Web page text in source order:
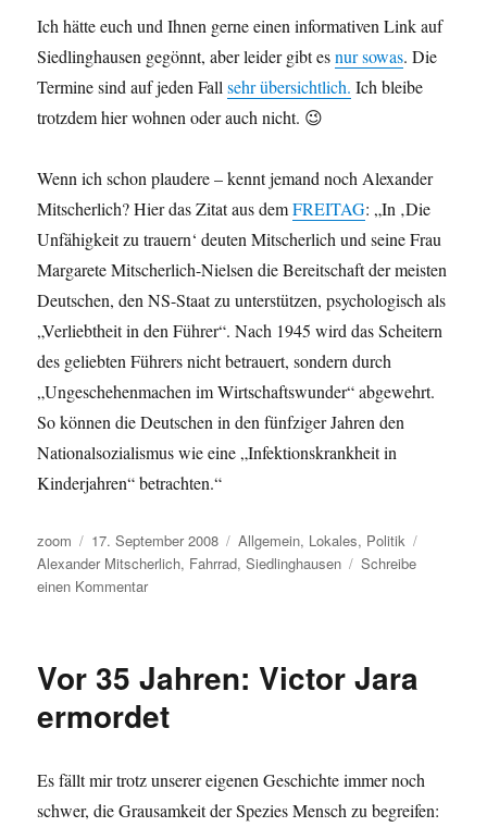
Ich hätte euch und Ihnen gerne einen informativen Link auf
Siedlinghausen gegönnt, aber leider gibt esnur sowas. Die
Termine sind auf jeden Fallsehr übersichtlich. Ich bleibe
trotzdem hier wohnen oder auch nicht. 😉
Wenn ich schon plaudere – kennt jemand noch Alexander
Mitscherlich? Hier das Zitat aus demFREITAG: „In ‚Die
Unfähigkeit zu trauern‘ deuten Mitscherlich und seine Frau
Margarete Mitscherlich-Nielsen die Bereitschaft der meisten
Deutschen, den NS-Staat zu unterstützen, psychologisch als
„Verliebtheit in den Führer“. Nach 1945 wird das Scheitern
des geliebten Führers nicht betrauert, sondern durch
„Ungeschehenmachen im Wirtschaftswunder“ abgewehrt.
So können die Deutschen in den fünfziger Jahren den
Nationalsozialismus wie eine „Infektionskrankheit in
Kinderjahren“ betrachten.“
Autor
zoom
Veröffentlicht
am
17. September 2008 Kategorien
Allgemein, Lokales, Politik
Alexander Mitscherlich, Fahrrad,Siedlinghausen
Schreibe
einen Kommentarzu
Vor 35 Jahren: Victor Jara
ermordet
Es fällt mir trotz unserer eigenen Geschichte immer noch
schwer, die Grausamkeit der Spezies Mensch zu begreifen: